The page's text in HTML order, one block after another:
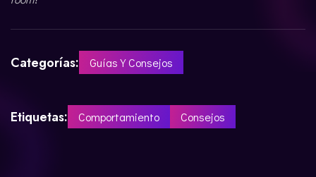
Categorías: Guías Y Consejos
Etiquetas: Comportamiento Consejos